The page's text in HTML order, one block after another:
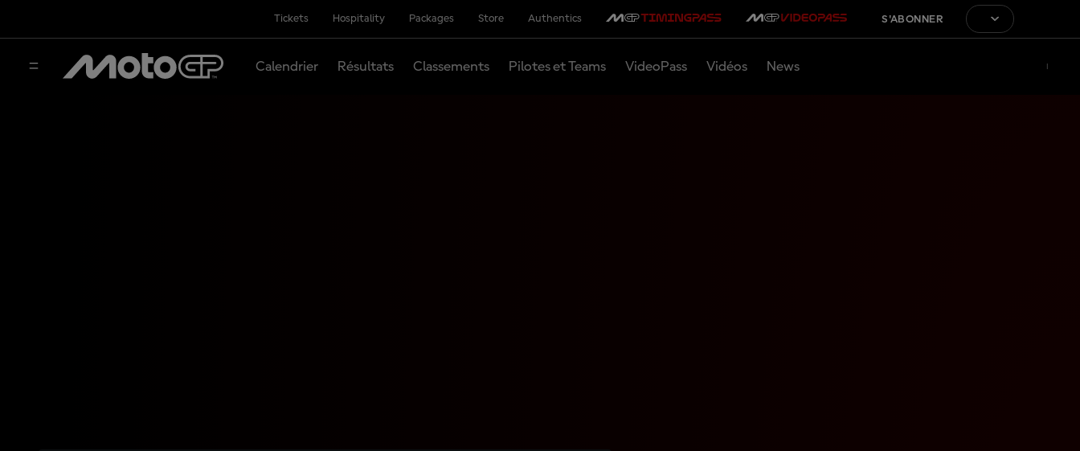
Tickets Hospitality Packages Store Authentics S'ABONNER
Calendrier Résultats Classements Pilotes et Teams VideoPass Vidéos News